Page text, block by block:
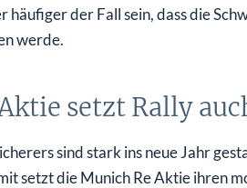
häufiger der Fall sein, dass die
werde.
setzt Rally
sind stark ins neue Jahr
setzt die Munich Re Aktie ihren